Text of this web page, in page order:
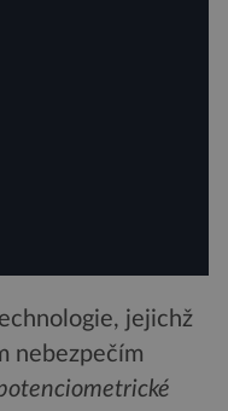
jejichž
nebezpečím